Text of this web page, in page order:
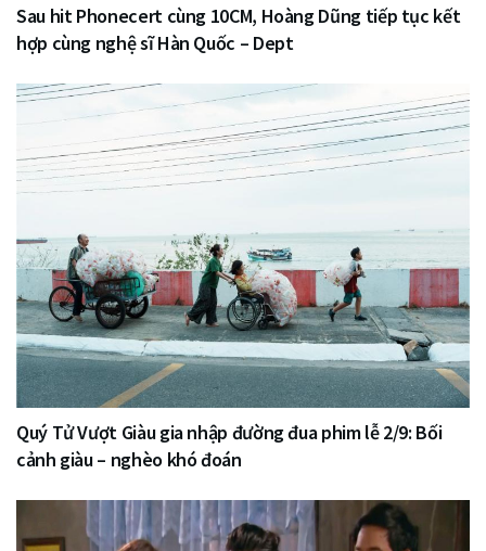
Sau hit Phonecert cùng 10CM, Hoàng Dũng tiếp tục kết
hợp cùng nghệ sĩ Hàn Quốc – Dept
Quý Tử Vượt Giàu gia nhập đường đua phim lễ 2/9: Bối
cảnh giàu – nghèo khó đoán